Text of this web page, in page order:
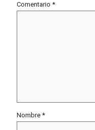
Comentario *
Nombre *